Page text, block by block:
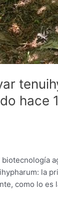
hace
la
como lo es